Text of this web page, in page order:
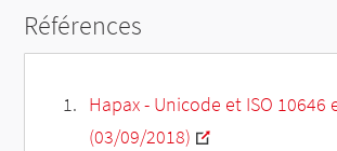
Références
Hapax - Unicode et ISO 10646
(03/09/2018)